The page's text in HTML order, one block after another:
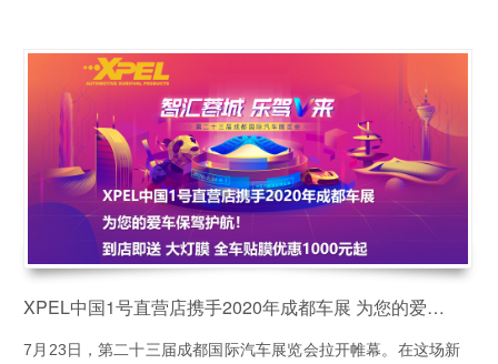
XPEL中国1号直营店携手2020年成都车展 为您的爱车保驾护航！
7月23日，第二十三届成都国际汽车展览会拉开帷幕。在这场新